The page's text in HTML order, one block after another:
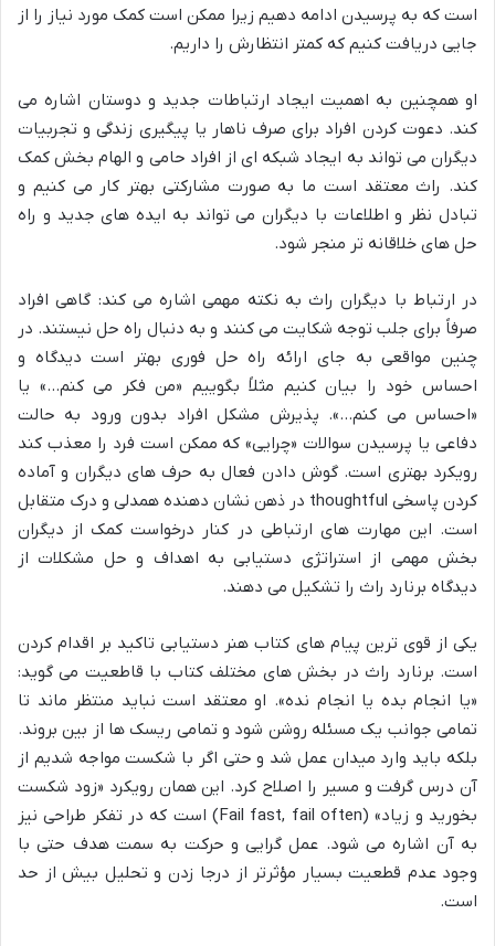
است که به پرسیدن ادامه دهیم زیرا ممکن است کمک مورد نیاز را از
جایی دریافت کنیم که کمتر انتظارش را داریم.
او همچنین به اهمیت ایجاد ارتباطات جدید و دوستان اشاره می
کند. دعوت کردن افراد برای صرف ناهار یا پیگیری زندگی و تجربیات
دیگران می تواند به ایجاد شبکه ای از افراد حامی و الهام بخش کمک
کند. راث معتقد است ما به صورت مشارکتی بهتر کار می کنیم و
تبادل نظر و اطلاعات با دیگران می تواند به ایده های جدید و راه
حل های خلاقانه تر منجر شود.
در ارتباط با دیگران راث به نکته مهمی اشاره می کند: گاهی افراد
صرفاً برای جلب توجه شکایت می کنند و به دنبال راه حل نیستند. در
چنین مواقعی به جای ارائه راه حل فوری بهتر است دیدگاه و
احساس خود را بیان کنیم مثلاً بگوییم «من فکر می کنم…» یا
«احساس می کنم…». پذیرش مشکل افراد بدون ورود به حالت
دفاعی یا پرسیدن سوالات «چرایی» که ممکن است فرد را معذب کند
رویکرد بهتری است. گوش دادن فعال به حرف های دیگران و آماده
کردن پاسخی thoughtful در ذهن نشان دهنده همدلی و درک متقابل
است. این مهارت های ارتباطی در کنار درخواست کمک از دیگران
بخش مهمی از استراتژی دستیابی به اهداف و حل مشکلات از
دیدگاه برنارد راث را تشکیل می دهند.
یکی از قوی ترین پیام های کتاب هنر دستیابی تاکید بر اقدام کردن
است. برنارد راث در بخش های مختلف کتاب با قاطعیت می گوید:
«یا انجام بده یا انجام نده». او معتقد است نباید منتظر ماند تا
تمامی جوانب یک مسئله روشن شود و تمامی ریسک ها از بین بروند.
بلکه باید وارد میدان عمل شد و حتی اگر با شکست مواجه شدیم از
آن درس گرفت و مسیر را اصلاح کرد. این همان رویکرد «زود شکست
بخورید و زیاد» (Fail fast, fail often) است که در تفکر طراحی نیز
به آن اشاره می شود. عمل گرایی و حرکت به سمت هدف حتی با
وجود عدم قطعیت بسیار مؤثرتر از درجا زدن و تحلیل بیش از حد
است.